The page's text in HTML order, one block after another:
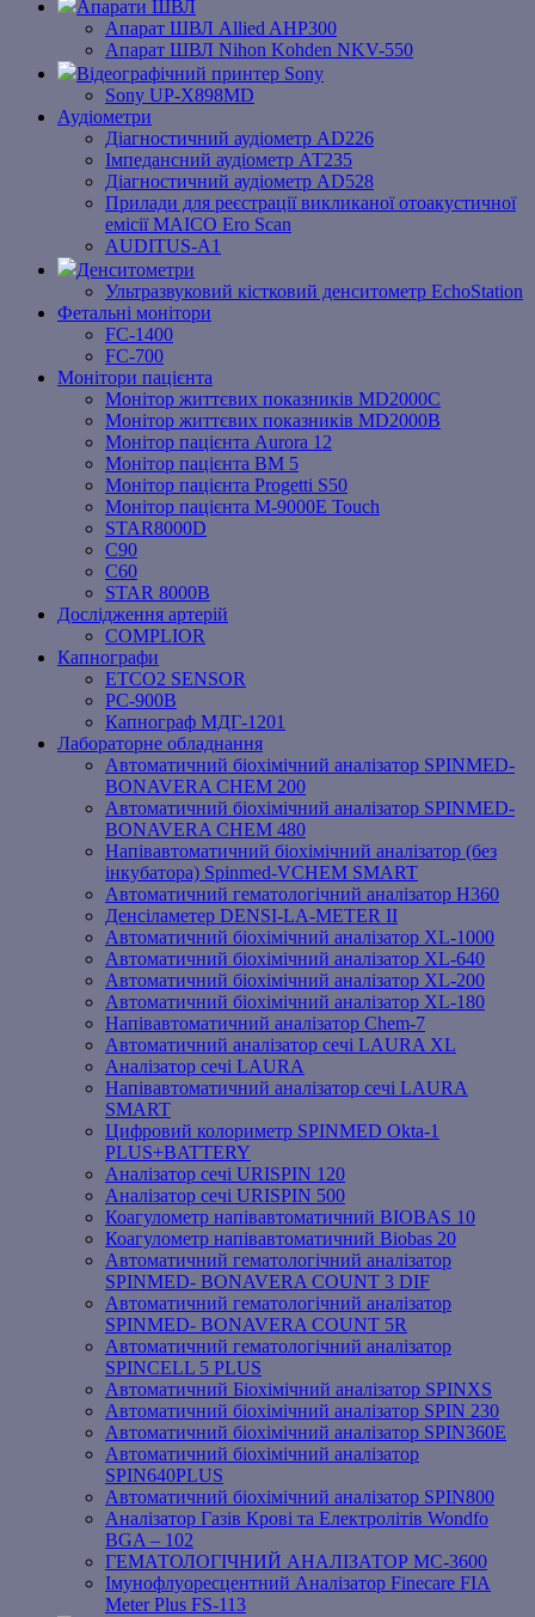
Апарати ШВЛ
Апарат ШВЛ Allied AHP300
Апарат ШВЛ Nihon Kohden NKV-550
Відеографічний принтер Sony
Sony UP-X898MD
Аудіометри
Діагностичний аудіометр AD226
Імпедансний аудіометр АТ235
Діагностичний аудіометр AD528
Прилади для реєстрації викликаної отоакустичної
емісії MAICO Ero Scan
AUDITUS-A1
Денситометри
Ультразвуковий кістковий денситометр EchoStation
Фетальні монітори
FC-1400
FC-700
Монітори пацієнта
Монітор життєвих показників MD2000С
Монітор життєвих показників MD2000В
Mонітоp пацієнта Aurora 12
Монітор пацієнта BM 5
Монітор пацієнта Progetti S50
Монітор пацієнта M-9000E Touch
STAR8000D
C90
C60
STAR 8000B
Дослідження артерій
COMPLIOR
Капнографи
ETCO2 SENSOR
PC‐900B
Капнограф МДГ-1201
Лабораторне обладнання
Автоматичний біохімічний аналізатор SPINMED-
BONAVERA CHEM 200
Автоматичний біохімічний аналізатор SPINMED-
BONAVERA CHEM 480
Напівавтоматичний біохімічний аналізатор (без
інкубатора) Spinmed-VCHEM SMART
Автоматичний гематологічний аналізатор Н360
Денсіламетер DENSI-LA-METER ІІ
Автоматичний біохімічний аналізатор XL-1000
Автоматичний біохімічний аналізатор XL-640
Автоматичний біохімічний аналізатор XL-200
Автоматичний біохімічний аналізатор XL-180
Напівавтоматичний аналізатор Chem-7
Автоматичний аналізатор сечі LAURA XL
Аналізатор сечі LAURA
Напівавтоматичний аналізатор сечі LAURA
SMART
Цифровий колориметр SPINMED Okta-1
PLUS+BATTERY
Аналізатор сечі URISPIN 120
Аналізатор сечі URISPIN 500
Коагулометр напівавтоматичний BIOBAS 10
Коагулометр напівавтоматичний Biobas 20
Автоматичний гематологічний аналізатор
SPINMED- BONAVERA COUNT 3 DIF
Автоматичний гематологічний аналізатор
SPINMED- BONAVERA COUNT 5R
Автоматичний гематологічний аналізатор
SPINCELL 5 PLUS
Автоматичний Біохімічний аналізатор SPINXS
Автоматичний біохімічний аналізатор SPIN 230
Автоматичний біохімічний аналізатор SPIN360E
Автоматичний біохімічний аналізатор
SPIN640PLUS
Автоматичний біохімічний аналізатор SPIN800
Аналізатор Газів Крові та Електролітів Wondfo
BGA – 102
ГЕМАТОЛОГІЧНИЙ АНАЛІЗАТОР MC-3600
Імунофлуоресцентний Аналізатор Finecare FIA
Meter Plus FS-113